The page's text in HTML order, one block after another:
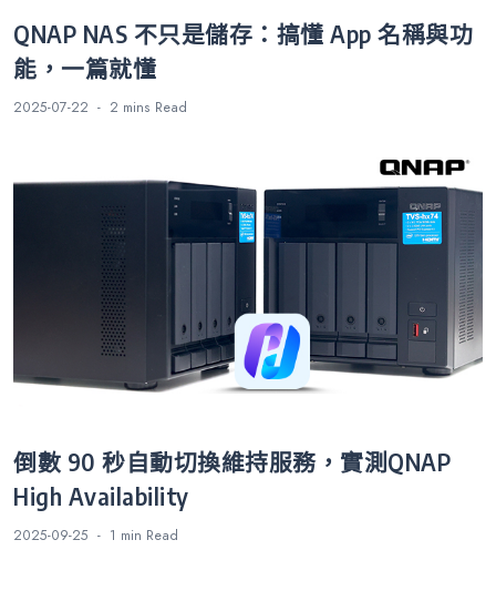
QNAP NAS 不只是儲存：搞懂 App 名稱與功
能，一篇就懂
2025-07-22 2 mins Read
倒數 90 秒自動切換維持服務，實測QNAP
High Availability
2025-09-25 1 min Read